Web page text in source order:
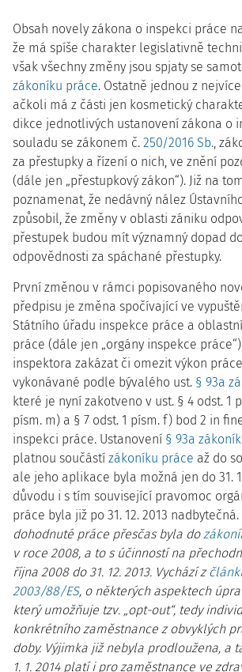
Obsah novely zákona o inspekci práce
že má spíše charakter legislativně
však všechny změny jsou spjaty se
zákoníku práce. Ostatně jednou z
ačkoli má z části jen kosmetický
dikce jednotlivých ustanovení zákona o
souladu se zákonem č. 250/2016 Sb.,
za přestupky a řízení o nich, ve znění
(dále jen „přestupkový zákon“). Již na
poznamenat, že nedávný nález
způsobil, že změny v oblasti zániku
přestupek budou mít významný dopad
odpovědnosti za spáchané přestupky.
První změnou v rámci popisovaného
předpisu je změna spočívající ve
Státního úřadu inspekce práce a
práce (dále jen „orgány inspekce
inspektora zakázat či omezit výkon
vykonávané podle bývalého ust. § 93a
které je nyní zakotveno v ust. § 4 odst. 1
písm. m) a § 7 odst. 1 písm. f) bod 2 in
inspekci práce. Ustanovení § 93a
platnou součástí zákoníku práce až do
ale jeho aplikace byla možná jen do 31.
důvodu i s tím související pravomoc
práce byla již po 31. 12. 2013 nadbytečná.
dohodnuté práce přesčas byla do
v roce 2008, a to s účinností na
října 2008 do 31. 12. 2013. Vychází z
2003/88/ES, o některých aspektech
který umožňuje tzv. „opt-out“, tedy
konkrétního zaměstnance z obvyklých
doby. Výjimka již nebyla prodloužena, a
1. 1. 2014 platí i pro zaměstnance ve